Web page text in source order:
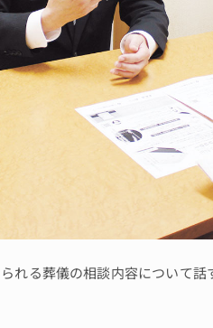
れる葬儀の相談内容について話